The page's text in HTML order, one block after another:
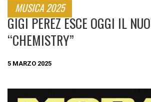
MUSICA 2025
GIGI PEREZ ESCE OGGI IL
“CHEMISTRY”
5 MARZO 2025